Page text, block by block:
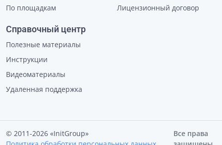
По площадкам
Лицензионный договор
Справочный центр
Полезные материалы
Инструкции
Видеоматериалы
Удаленная поддержка
© 2011-2026 «InitGroup»
Все права